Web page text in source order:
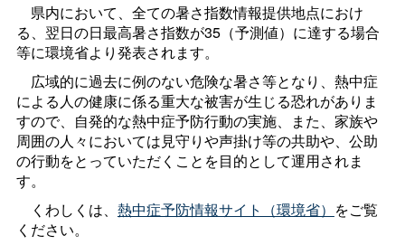
県内において、全ての暑さ指数情報提供地点におけ
る、翌日の日最高暑さ指数が35（予測値）に達する場合
等に環境省より発表されます。
広域的に過去に例のない危険な暑さ等となり、熱中症
による人の健康に係る重大な被害が生じる恐れがありま
すので、自発的な熱中症予防行動の実施、また、家族や
周囲の人々においては見守りや声掛け等の共助や、公助
の行動をとっていただくことを目的として運用されま
す。
くわしくは、 熱中症予防情報サイト（環境省） をご覧
ください。